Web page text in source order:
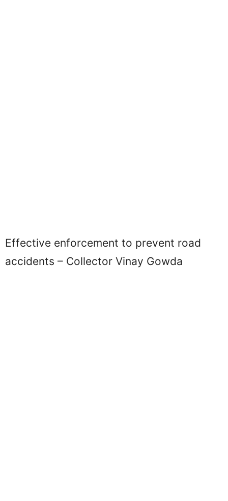
Effective enforcement to prevent road
accidents – Collector Vinay Gowda